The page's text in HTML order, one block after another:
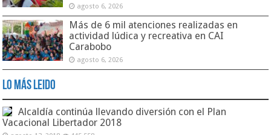
agosto 6, 2026
Más de 6 mil atenciones realizadas en
actividad lúdica y recreativa en CAI
Carabobo
agosto 6, 2026
Lo Más Leido
Alcaldía continúa llevando diversión con el Plan
Vacacional Libertador 2018